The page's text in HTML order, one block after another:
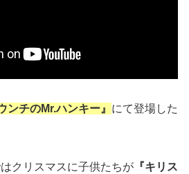
チのMr.ハンキー』 にて登場した
クリスマスに子供たちが 『キリス